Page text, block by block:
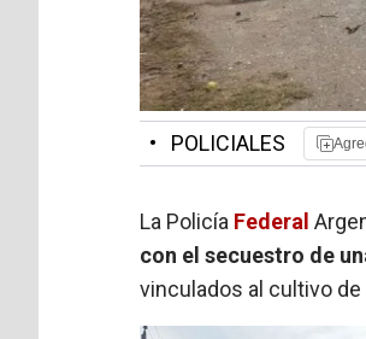
• POLICIALES
La Policía Federal
con el secuestro de
vinculados al cultivo de